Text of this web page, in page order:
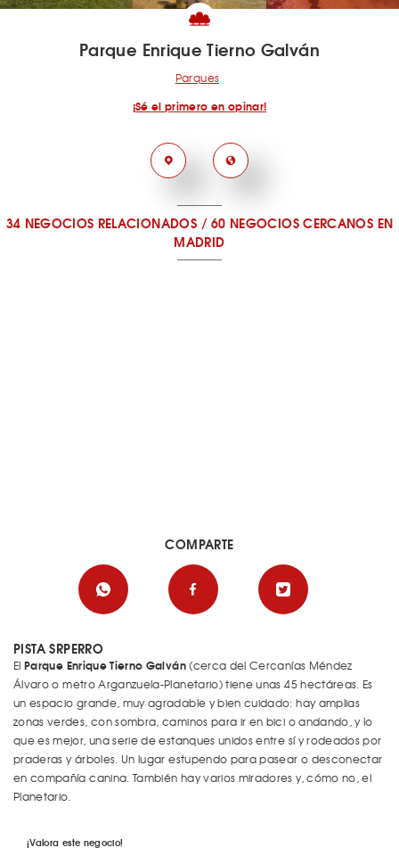
Parque Enrique Tierno Galván
Parques
¡Sé el primero en opinar!
34 NEGOCIOS RELACIONADOS/60 NEGOCIOS CERCANOS EN
MADRID
PISTA SRPERRO
ElParque Enrique Tierno Galván(cerca del Cercanías Méndez
Álvaro o metro Arganzuela-Planetario) tiene unas 45 hectáreas. Es
un espacio grande, muy agradable y bien cuidado: hay amplias
zonas verdes, con sombra, caminos para ir en bici o andando, y lo
que es mejor, una serie de estanques unidos entre sí y rodeados por
praderas y árboles. Un lugar estupendo para pasear o desconectar
en compañía canina. También hay varios miradores y, cómo no, el
Planetario.
¡Valora este negocio!
COMPARTE